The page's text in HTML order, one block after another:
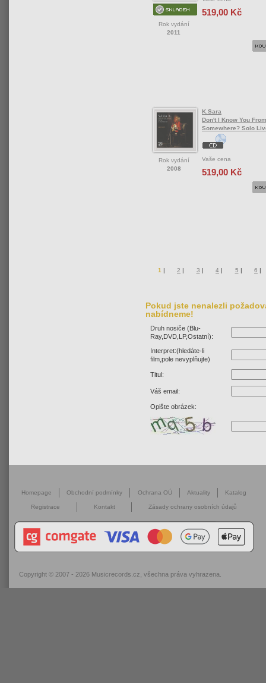
Rok vydání
2011
519,00 Kč
Rok vydání
2008
K.Sara
Don't I Know You From
Somewhere? Solo
Vaše cena
519,00 Kč
1 | 2 | 3 | 4 | 5 | 6 |
Pokud jste nenalezli
nabídneme!
Druh nosiče (Blu-
Ray,DVD,LP,Ostatní):
Interpret:(hledáte-li
film,pole nevyplňujte)
Titul:
Váš email:
Opište obrázek:
Homepage Obchodní podmínky Ochrana OÚ Aktuality Katalog
Registrace Kontakt Zásady ochrany osobních údajů
Copyright © 2007 - 2026 Musicrecords.cz , všechna práva vyhrazena.